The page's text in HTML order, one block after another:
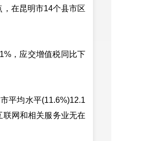
在昆明市14个县市区
，应交增值税同比下
平均水平(11.6%)12.1
网和相关服务业无在